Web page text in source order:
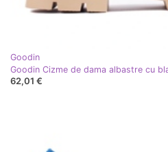
Goodin
Goodin Cizme de dama albastre cu
62,01 €